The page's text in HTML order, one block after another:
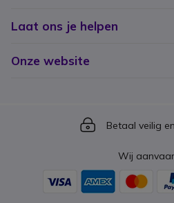
Laat ons je helpen
Onze website
Icon
Betaal veilig
Wij